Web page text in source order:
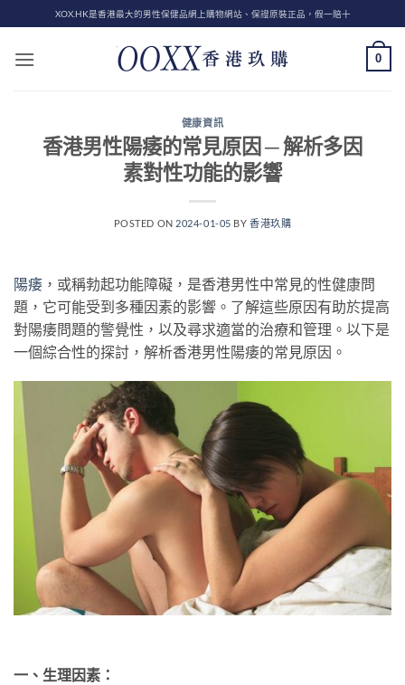
to
content
XOX.HK是香港最大的男性保健品網上購物網站、保證原裝正品，假一賠十
0
健康資訊
香港男性陽痿的常見原因 ─ 解析多因
素對性功能的影響
POSTED ON 2024-01-05 BY香港玖購
陽痿 ，或稱勃起功能障礙，是香港男性中常見的性健康問
題，它可能受到多種因素的影響。了解這些原因有助於提高
對陽痿問題的警覺性，以及尋求適當的治療和管理。以下是
一個綜合性的探討，解析香港男性陽痿的常見原因。
一、生理因素：